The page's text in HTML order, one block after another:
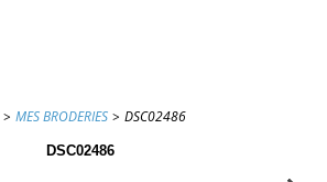
> MES BRODERIES > DSC02486
DSC02486